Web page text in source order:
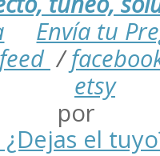
Envía tu
feed /
etsy
por
el